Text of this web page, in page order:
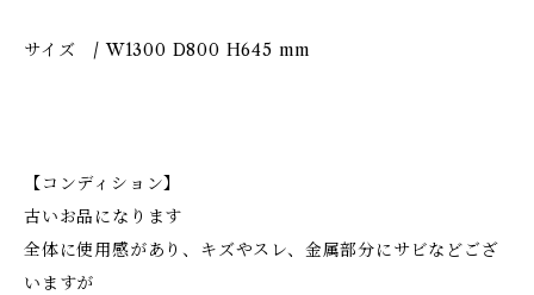
サイズ / W1300 D800 H645 mm
【コンディション】
古いお品になります
全体に使用感があり、キズやスレ、金属部分にサビなどござ
いますが